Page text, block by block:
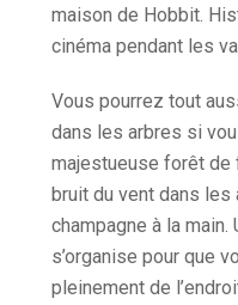
maison de Hobbit.
cinéma pendant les
Vous pourrez tout
dans les arbres si
majestueuse forêt
bruit du vent dans les
champagne à la
s’organise pour que
pleinement de